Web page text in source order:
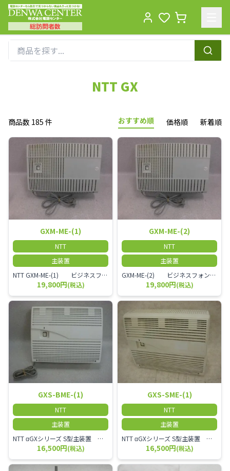
総訪問者数
NTT GX
商品数 185 件 おすすめ順 価格順 新着順
GXM-ME-(1)
NTT
主装置
NTT GXM-ME-(1) ビジネスフォン用主装置 2名～30名規模のオフィスに適しています。
19,800円(税込)
GXM-ME-(2)
NTT
主装置
GXM-ME-(2) ビジネスフォン用主装置 2名～30名規模のオフィスに適しています。
19,800円(税込)
GXS-BME-(1)
NTT
主装置
NTT αGXシリーズ S型主装置 GXS-BME-(1)
16,500円(税込)
GXS-SME-(1)
NTT
主装置
NTT αGXシリーズ S型主装置 GXS-SME-(1)
16,500円(税込)